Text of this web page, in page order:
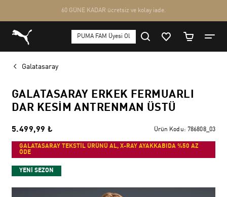
Galatasaray
GALATASARAY ERKEK FERMUARLI
DAR KESIM ANTRENMAN ÜSTÜ
5.499,99 ₺ Ürün Kodu: 786808_03
GALATASARAY TEKSTİL ÜRÜNÜ AL, X-RAY AYAKKABIDA %50 AZ
ÖDE
YENİ SEZON